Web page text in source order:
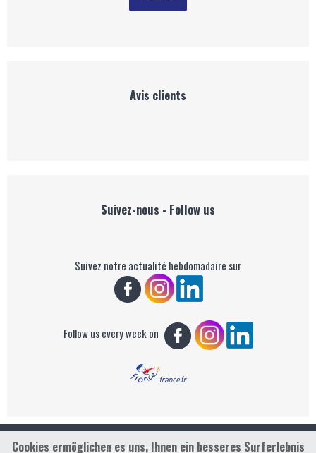
Avis clients
Suivez-nous - Follow us
Suivez notre actualité hebdomadaire sur
Follow us every week on
Copyright : Golf Rendez-vous
Cookies ermöglichen es uns, Ihnen ein besseres Surferlebnis